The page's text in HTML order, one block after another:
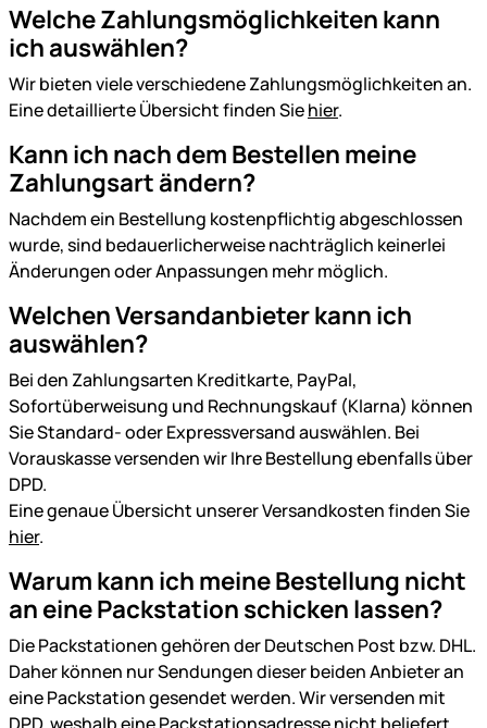
Welche Zahlungsmöglichkeiten kann
ich auswählen?
Wir bieten viele verschiedene Zahlungsmöglichkeiten an.
Eine detaillierte Übersicht finden Siehier.
Kann ich nach dem Bestellen meine
Zahlungsart ändern?
Nachdem ein Bestellung kostenpflichtig abgeschlossen
wurde, sind bedauerlicherweise nachträglich keinerlei
Änderungen oder Anpassungen mehr möglich.
Welchen Versandanbieter kann ich
auswählen?
Bei den Zahlungsarten Kreditkarte, PayPal,
Sofortüberweisung und Rechnungskauf (Klarna) können
Sie Standard- oder Expressversand auswählen. Bei
Vorauskasse versenden wir Ihre Bestellung ebenfalls über
DPD.
Eine genaue Übersicht unserer Versandkosten finden Sie
hier.
Warum kann ich meine Bestellung nicht
an eine Packstation schicken lassen?
Die Packstationen gehören der Deutschen Post bzw. DHL.
Daher können nur Sendungen dieser beiden Anbieter an
eine Packstation gesendet werden. Wir versenden mit